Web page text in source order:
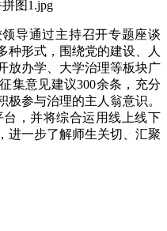
导通过主持召开专题座谈
种形式，围绕党的建设、人
放办学、大学治理等板块广
集意见建议300余条，充分
参与治理的主人翁意识。
，并将综合运用线上线下
进一步了解师生关切、汇聚